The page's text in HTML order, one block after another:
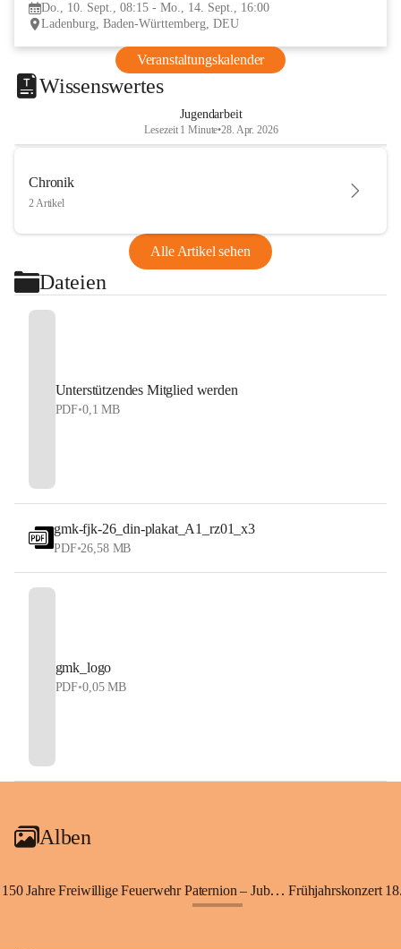
Do., 10. Sept., 08:15 - Mo., 14. Sept., 16:00
Ladenburg, Baden-Württemberg, DEU
Veranstaltungskalender
Wissenswertes
Jugendarbeit
Lesezeit 1 Minute•28. Apr. 2026
Chronik
2 Artikel
Alle Artikel sehen
Dateien
Unterstützendes Mitglied werden
PDF•0,1 MB
gmk-fjk-26_din-plakat_A1_rz01_x3
PDF•26,58 MB
gmk_logo
PDF•0,05 MB
Alben
150 Jahre Freiwillige Feuerwehr Paternion – Jubiläumsfest Frühjahrskonzert